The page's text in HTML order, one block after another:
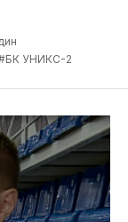
УНИКС-2